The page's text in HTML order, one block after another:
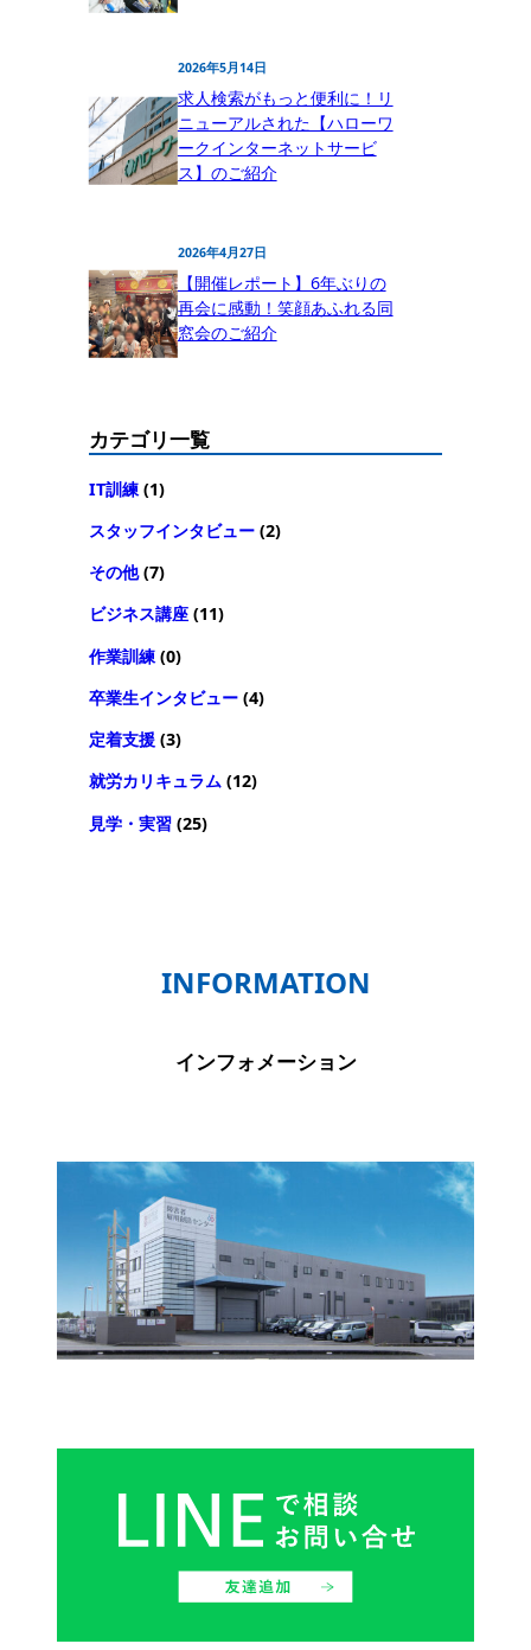
2026年5月14日
求人検索がもっと便利に！リ
ニューアルされた【ハローワ
ークインターネットサービ
ス】のご紹介
2026年4月27日
【開催レポート】6年ぶりの
再会に感動！笑顔あふれる同
窓会のご紹介
カテゴリ一覧
IT訓練 (1)
スタッフインタビュー (2)
その他(7)
ビジネス講座 (11)
作業訓練 (0)
卒業生インタビュー (4)
定着支援 (3)
就労カリキュラム (12)
見学・実習 (25)
INFORMATION
インフォメーション